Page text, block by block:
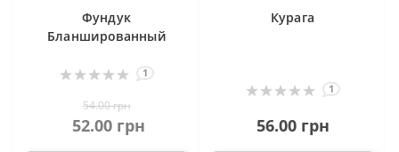
Фундук
Бланшированный
1
54.00 грн
52.00 грн
Курага
1
56.00 грн